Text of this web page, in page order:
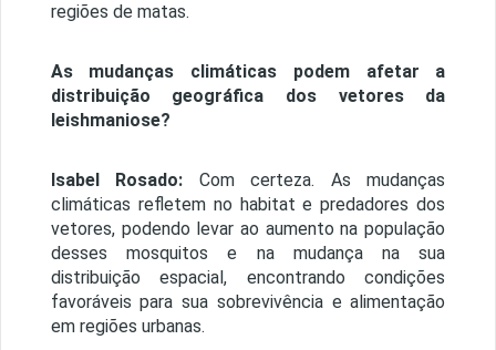
regiões de matas.
As mudanças climáticas podem afetar a
distribuição geográfica dos vetores da
leishmaniose?
Isabel Rosado: Com certeza. As mudanças
climáticas refletem no habitat e predadores dos
vetores, podendo levar ao aumento na população
desses mosquitos e na mudança na sua
distribuição espacial, encontrando condições
favoráveis para sua sobrevivência e alimentação
em regiões urbanas.